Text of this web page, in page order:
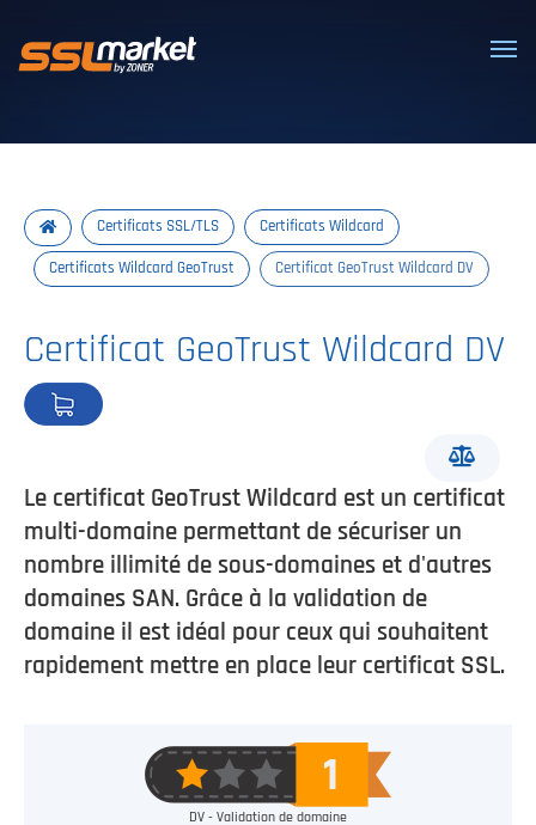
Certificats SSL/TLS de confiance
Certificats SSL/TLS Certificats Wildcard
Certificats Wildcard GeoTrust Certificat GeoTrust Wildcard DV
Certificat GeoTrust Wildcard DV
Le certificat GeoTrust Wildcard est un certificat
multi-domaine permettant de sécuriser un
nombre illimité de sous-domaines et d'autres
domaines SAN. Grâce à la validation de
domaine il est idéal pour ceux qui souhaitent
rapidement mettre en place leur certificat SSL.
DV - Validation de domaine